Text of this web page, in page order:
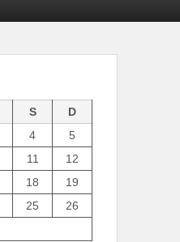
S
D
4
5
11
12
18
19
25
26